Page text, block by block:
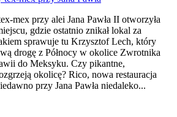
mex przy alei Jana Pawła II otworzyła
gdzie ostatnio znikał lokal za
sprawuje tu Krzysztof Lech, który
drogę z Północy w okolice Zwrotnika
do Meksyku. Czy pikantne,
okolicę? Rico, nowa restauracja
przy Jana Pawła niedaleko...